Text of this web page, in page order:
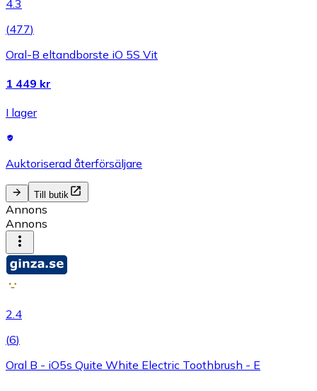
4.3
(477)
Oral-B eltandborste iO 5S Vit
1 449 kr
I lager
Auktoriserad återförsäljare
Till butik
Annons
Annons
2.4
(6)
Oral B - iO5s Quite White Electric Toothbrush - E